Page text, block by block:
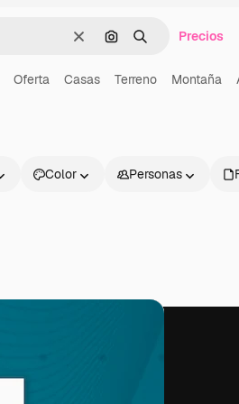
BorrarBuscar por imagen
BuscarPrecios
Oferta Casas Terreno Montaña
Color Personas